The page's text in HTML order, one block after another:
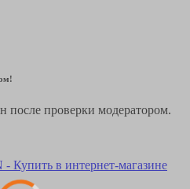
после проверки модератором.